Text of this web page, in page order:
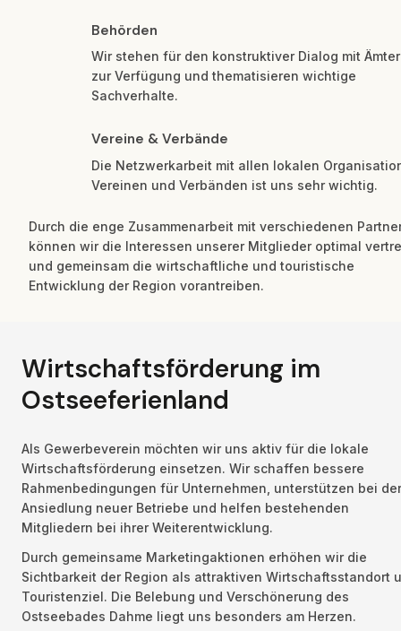
Behörden
Wir stehen für den konstruktiver Dialog mit
zur Verfügung und thematisieren wichtige
Sachverhalte.
Vereine & Verbände
Die Netzwerkarbeit mit allen lokalen
Vereinen und Verbänden ist uns sehr wichtig.
Durch die enge Zusammenarbeit mit verschiedenen
können wir die Interessen unserer Mitglieder optimal
und gemeinsam die wirtschaftliche und touristische
Entwicklung der Region vorantreiben.
Wirtschaftsförderung im
Ostseeferienland
Als Gewerbeverein möchten wir uns aktiv für die lokale
Wirtschaftsförderung einsetzen. Wir schaffen bessere
Rahmenbedingungen für Unternehmen, unterstützen bei der
Ansiedlung neuer Betriebe und helfen bestehenden
Mitgliedern bei ihrer Weiterentwicklung.
Durch gemeinsame Marketingaktionen erhöhen wir die
Sichtbarkeit der Region als attraktiven Wirtschaftsstandort
Touristenziel. Die Belebung und Verschönerung des
Ostseebades Dahme liegt uns besonders am Herzen.